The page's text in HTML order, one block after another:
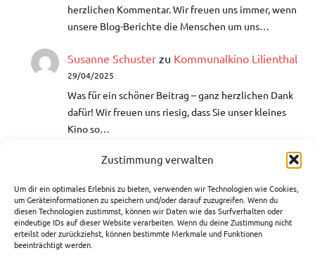
Zustimmung verwalten
Um dir ein optimales Erlebnis zu bieten, verwenden wir Technologien wie Cookies,
um Geräteinformationen zu speichern und/oder darauf zuzugreifen. Wenn du
diesen Technologien zustimmst, können wir Daten wie das Surfverhalten oder
eindeutige IDs auf dieser Website verarbeiten. Wenn du deine Zustimmung nicht
erteilst oder zurückziehst, können bestimmte Merkmale und Funktionen
beeinträchtigt werden.
herzlichen Kommentar. Wir freuen uns immer, wenn
unsere Blog-Berichte die Menschen um uns…
Susanne Schuster zu Kommunalkino Lilienthal
29/04/2025
Was für ein schöner Beitrag – ganz herzlichen Dank
dafür!​ Wir freuen uns riesig, dass Sie unser kleines
Kino so…
zuAquarellmalerei- Lust auf
10/03/2025
Hallo, ich war auch bei einer VHS-Bildungszeit bei
der Künstlerin Edeltraut Rath. Hat mir sehr gefallen
und ich weiß nun…